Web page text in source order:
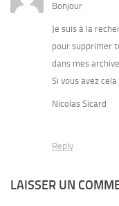
Bonjour
Je suis à la
pour supprimer
dans mes
Si vous avez
Nicolas Sicard
Reply
LAISSER UN